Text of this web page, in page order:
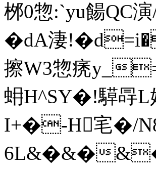
桞0惣:`yu餳QC
�dA淒!
擦W3惣痜y_
蚦H^SY�!騲冔L
I+�-H宒�/
6L&�&�